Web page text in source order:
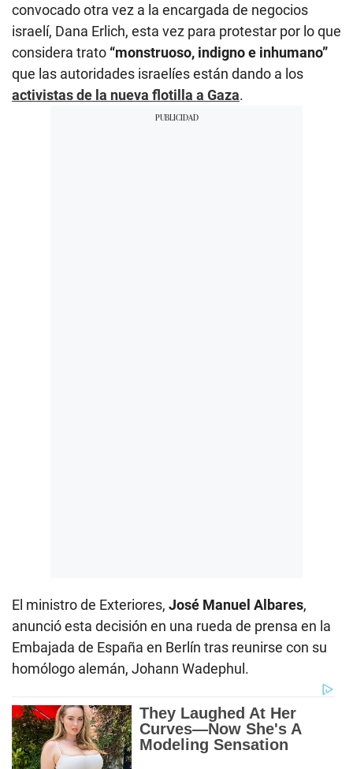
convocado otra vez a la encargada de negocios
israelí, Dana Erlich, esta vez para protestar por lo que
considera trato “monstruoso, indigno e inhumano”
que las autoridades israelíes están dando a los
activistas de la nueva flotilla a Gaza.
El ministro de Exteriores, José Manuel Albares,
anunció esta decisión en una rueda de prensa en la
Embajada de España en Berlín tras reunirse con su
homólogo alemán, Johann Wadephul.